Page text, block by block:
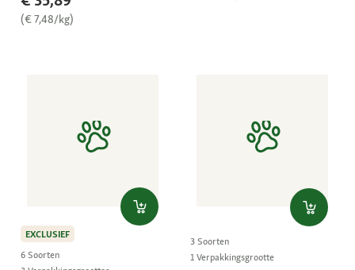
(€ 7,48/kg)
EXCLUSIEF
6 Soorten
3 Soorten
1 Verpakkingsgrootte